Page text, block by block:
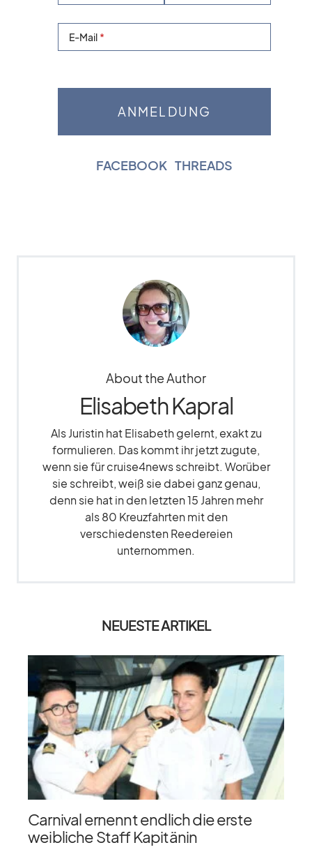
E-Mail
FACEBOOK THREADS
About the Author
Elisabeth Kapral
Als Juristin hat Elisabeth gelernt, exakt zu
formulieren. Das kommt ihr jetzt zugute,
wenn sie für cruise4news schreibt. Worüber
sie schreibt, weiß sie dabei ganz genau,
denn sie hat in den letzten 15 Jahren mehr
als 80 Kreuzfahrten mit den
verschiedensten Reedereien
unternommen.
NEUESTE ARTIKEL
Carnival ernennt endlich die erste
weibliche Staff Kapitänin